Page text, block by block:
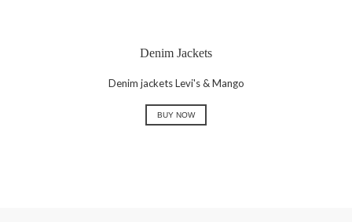
Denim Jackets
Denim jackets Levi's & Mango
BUY NOW